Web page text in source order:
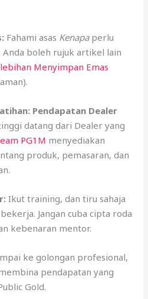
Fahami asas Kenapaperlu
Anda boleh rujuk artikel lain
Menyimpan Emas
Pendapatan Dealer
datang dari Dealer yang
PG1M menyediakan
produk, pemasaran, dan
Ikut training, dan tiru sahaja
Jangan cuba cipta roda
kebenaran mentor.
ke golongan profesional,
pendapatan yang
Gold.